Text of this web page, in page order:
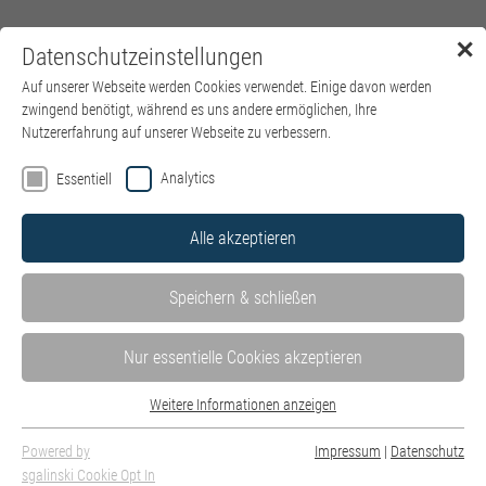
Menü
✕
Datenschutzeinstellungen
Auf unserer Webseite werden Cookies verwendet. Einige davon werden
zwingend benötigt, während es uns andere ermöglichen, Ihre
Nutzererfahrung auf unserer Webseite zu verbessern.
Essentiell Analytics
Alle akzeptieren
Speichern & schließen
Nur essentielle Cookies akzeptieren
Essentielle Cookies werden für grundlegende Funktionen der Webseite
benötigt. Dadurch ist gewährleistet, dass die Webseite einwandfrei
Weitere Informationen anzeigen
Powered by
sgalinski Cookie Opt In
Impressum | Datenschutz